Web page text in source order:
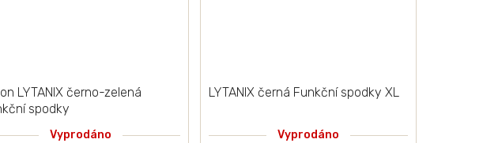
LYTANIX černo-zelená
spodky
Vyprodáno
LYTANIX černá Funkční spodky XL
Vyprodáno